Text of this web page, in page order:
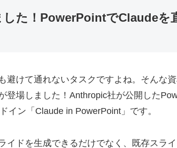
した！PowerPointでClaudeを
避けて通れないタスクですよね。そんな
登場しました！Anthropic社が公開した
イン「Claude in PowerPoint」です。
イドを生成できるだけでなく、既存スラ